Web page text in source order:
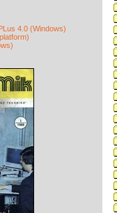
4.0 (Windows)